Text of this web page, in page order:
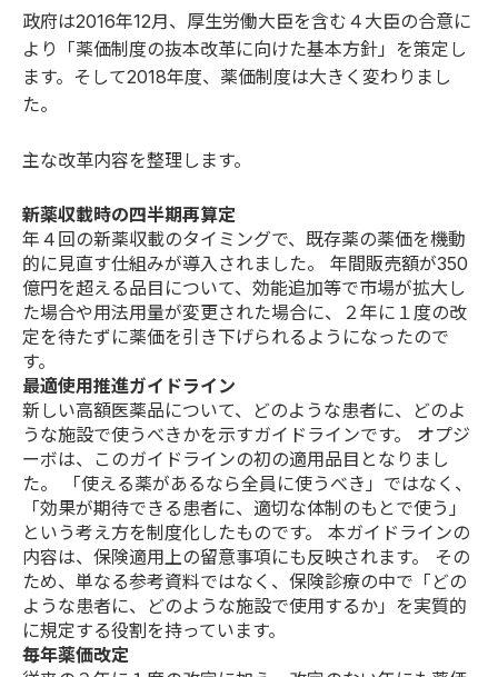
政府は2016年12月、厚生労働大臣を含む４大臣の合意に
より「薬価制度の抜本改革に向けた基本方針」を策定し
ます。そして2018年度、薬価制度は大きく変わりまし
た。
主な改革内容を整理します。
新薬収載時の四半期再算定
年４回の新薬収載のタイミングで、既存薬の薬価を機動
的に見直す仕組みが導入されました。 年間販売額が350
億円を超える品目について、効能追加等で市場が拡大し
た場合や用法用量が変更された場合に、２年に１度の改
定を待たずに薬価を引き下げられるようになったので
す。
最適使用推進ガイドライン
新しい高額医薬品について、どのような患者に、どのよ
うな施設で使うべきかを示すガイドラインです。 オプジ
ーボは、このガイドラインの初の適用品目となりまし
た。 「使える薬があるなら全員に使うべき」ではなく、
「効果が期待できる患者に、適切な体制のもとで使う」
という考え方を制度化したものです。 本ガイドラインの
内容は、保険適用上の留意事項にも反映されます。 その
ため、単なる参考資料ではなく、保険診療の中で「どの
ような患者に、どのような施設で使用するか」を実質的
に規定する役割を持っています。
毎年薬価改定